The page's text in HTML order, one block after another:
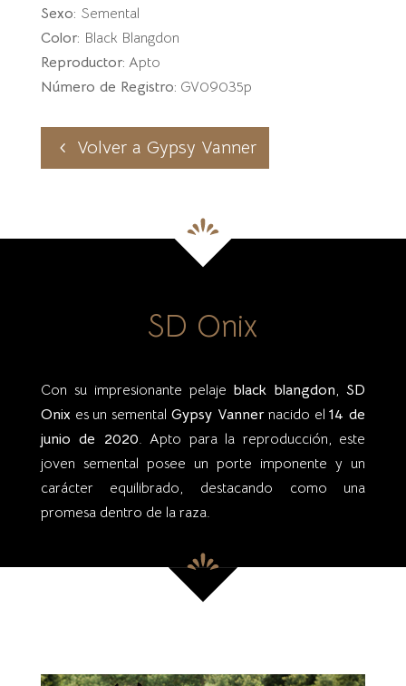
Sexo: Semental
Color: Black Blangdon
Reproductor: Apto
Número de Registro: GV09035p
Volver a Gypsy Vanner
SD Onix
Con su impresionante pelajeblack blangdon,SD
Onix es un sementalGypsy Vannernacido el14 de
junio de 2020. Apto para la reproducción, este
joven semental posee un porte imponente y un
carácter equilibrado, destacando como una
promesa dentro de la raza.